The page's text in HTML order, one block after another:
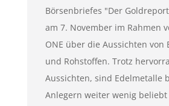
Börsenbriefes "Der
am 7. November im Rahmen
ONE über die Aussichten von
und Rohstoffen. Trotz
Aussichten, sind Edelmetalle
Anlegern weiter wenig